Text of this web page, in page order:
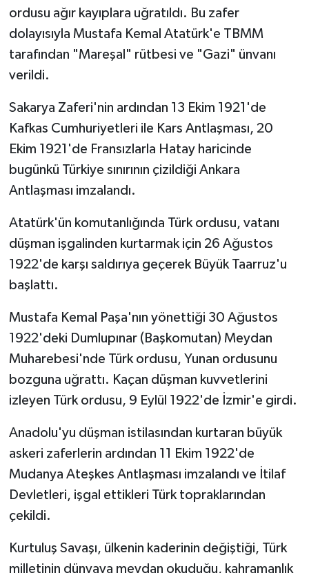
ordusu ağır kayıplara uğratıldı. Bu zafer
dolayısıyla Mustafa Kemal Atatürk'e TBMM
tarafından "Mareşal" rütbesi ve "Gazi" ünvanı
verildi.
Sakarya Zaferi'nin ardından 13 Ekim 1921'de
Kafkas Cumhuriyetleri ile Kars Antlaşması, 20
Ekim 1921'de Fransızlarla Hatay haricinde
bugünkü Türkiye sınırının çizildiği Ankara
Antlaşması imzalandı.
Atatürk'ün komutanlığında Türk ordusu, vatanı
düşman işgalinden kurtarmak için 26 Ağustos
1922'de karşı saldırıya geçerek Büyük Taarruz'u
başlattı.
Mustafa Kemal Paşa'nın yönettiği 30 Ağustos
1922'deki Dumlupınar (Başkomutan) Meydan
Muharebesi'nde Türk ordusu, Yunan ordusunu
bozguna uğrattı. Kaçan düşman kuvvetlerini
izleyen Türk ordusu, 9 Eylül 1922'de İzmir'e girdi.
Anadolu'yu düşman istilasından kurtaran büyük
askeri zaferlerin ardından 11 Ekim 1922'de
Mudanya Ateşkes Antlaşması imzalandı ve İtilaf
Devletleri, işgal ettikleri Türk topraklarından
çekildi.
Kurtuluş Savaşı, ülkenin kaderinin değiştiği, Türk
milletinin dünyaya meydan okuduğu, kahramanlık